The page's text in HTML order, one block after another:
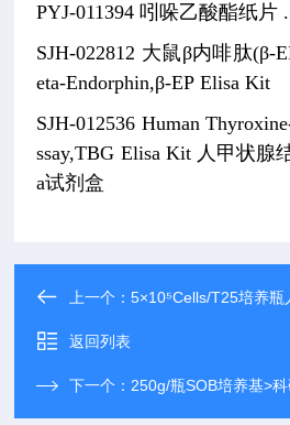
PYJ-011394 吲哚乙酸酯纸片 .
SJH-022812 大鼠β内啡肽(β-
eta-Endorphin,β-EP Elisa Kit
SJH-012536 Human
ssay,TBG Elisa Kit 人甲状腺
a试剂盒
上一个：5×10⁵Cells/T25培养
返回列表
下一个： 250g/瓶SOB培养基>科